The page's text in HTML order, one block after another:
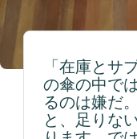
「在庫とサ
の傘の中で
るのは嫌だ
と、足りな